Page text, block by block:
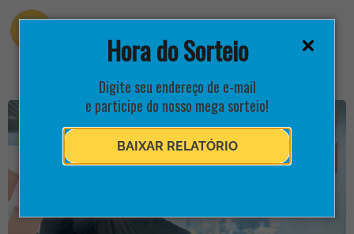
Hora do Sorteio
Digite seu endereço de e-mail
e participe do nosso mega sorteio!
BAIXAR RELATÓRIO